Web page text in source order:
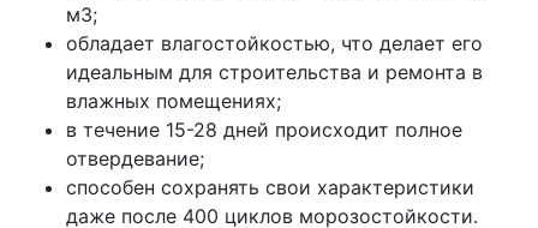
м3;
обладает влагостойкостью, что делает его
идеальным для строительства и ремонта в
влажных помещениях;
в течение 15-28 дней происходит полное
отвердевание;
способен сохранять свои характеристики
даже после 400 циклов морозостойкости.